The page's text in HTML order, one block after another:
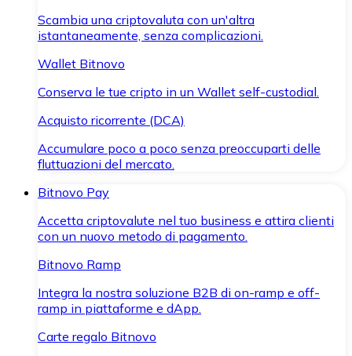
Scambia una criptovaluta con un'altra
istantaneamente, senza complicazioni.
Wallet Bitnovo
Conserva le tue cripto in un Wallet self-custodial.
Acquisto ricorrente (DCA)
Accumulare poco a poco senza preoccuparti delle
fluttuazioni del mercato.
Bitnovo Pay
Accetta criptovalute nel tuo business e attira clienti
con un nuovo metodo di pagamento.
Bitnovo Ramp
Integra la nostra soluzione B2B di on-ramp e off-
ramp in piattaforme e dApp.
Carte regalo Bitnovo